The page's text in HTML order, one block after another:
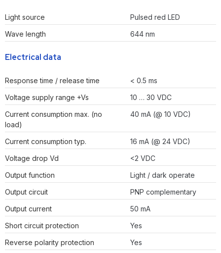
Light source
Pulsed red LED
Wave length
644 nm
Electrical data
Response time / release time
< 0.5 ms
Voltage supply range +Vs
10 … 30 VDC
Current consumption max. (no
load)
40 mA (@ 10 VDC)
Current consumption typ.
16 mA (@ 24 VDC)
Voltage drop Vd
<2 VDC
Output function
Light / dark operate
Output circuit
PNP complementary
Output current
50 mA
Short circuit protection
Yes
Reverse polarity protection
Yes